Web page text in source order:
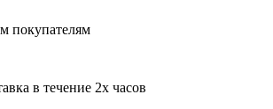
покупателям
в течение 2х часов